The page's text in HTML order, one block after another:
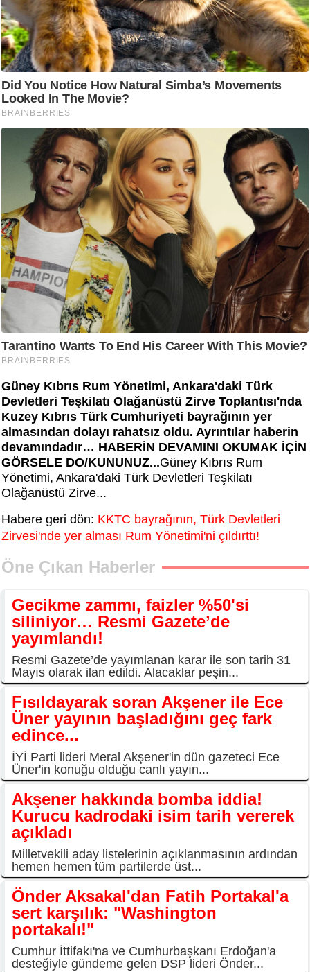
Güney Kıbrıs Rum Yönetimi, Ankara'daki Türk
Devletleri Teşkilatı Olağanüstü Zirve Toplantısı'nda
Kuzey Kıbrıs Türk Cumhuriyeti bayrağının yer
almasından dolayı rahatsız oldu. Ayrıntılar haberin
devamındadır… HABERİN DEVAMINI OKUMAK İÇİN
GÖRSELE DO/KUNUNUZ...Güney Kıbrıs Rum
Yönetimi, Ankara'daki Türk Devletleri Teşkilatı
Olağanüstü Zirve...
Habere geri dön: KKTC bayrağının, Türk Devletleri
Zirvesi'nde yer alması Rum Yönetimi'ni çıldırttı!
Öne Çıkan Haberler
Gecikme zammı, faizler %50'si
siliniyor… Resmi Gazete’de
yayımlandı!
Resmi Gazete’de yayımlanan karar ile son tarih 31
Mayıs olarak ilan edildi. Alacaklar peşin...
Fısıldayarak soran Akşener ile Ece
Üner yayının başladığını geç fark
edince...
İYİ Parti lideri Meral Akşener'in dün gazeteci Ece
Üner'in konuğu olduğu canlı yayın...
Akşener hakkında bomba iddia!
Kurucu kadrodaki isim tarih vererek
açıkladı
Milletvekili aday listelerinin açıklanmasının ardından
hemen hemen tüm partilerde üst...
Önder Aksakal'dan Fatih Portakal'a
sert karşılık: "Washington
portakalı!"
Cumhur İttifakı'na ve Cumhurbaşkanı Erdoğan'a
desteğiyle gündeme gelen DSP lideri Önder...